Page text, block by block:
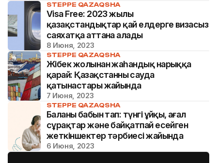
STEPPE QAZAQSHA
Visa Free: 2023 жылы
қазақстандықтар қай елдерге визасыз
саяхатқа аттана алады
8 Июня, 2023
STEPPE QAZAQSHA
Жібек жолынан жаһандық нарыққа
қарай: Қазақстанның сауда
қатынастары жайында
7 Июня, 2023
STEPPE QAZAQSHA
Баланың бабын тап: түнгі ұйқы, аңғал
сұрақтар және байқатпай есейген
жеткіншектер тәрбиесі жайында
6 Июня, 2023